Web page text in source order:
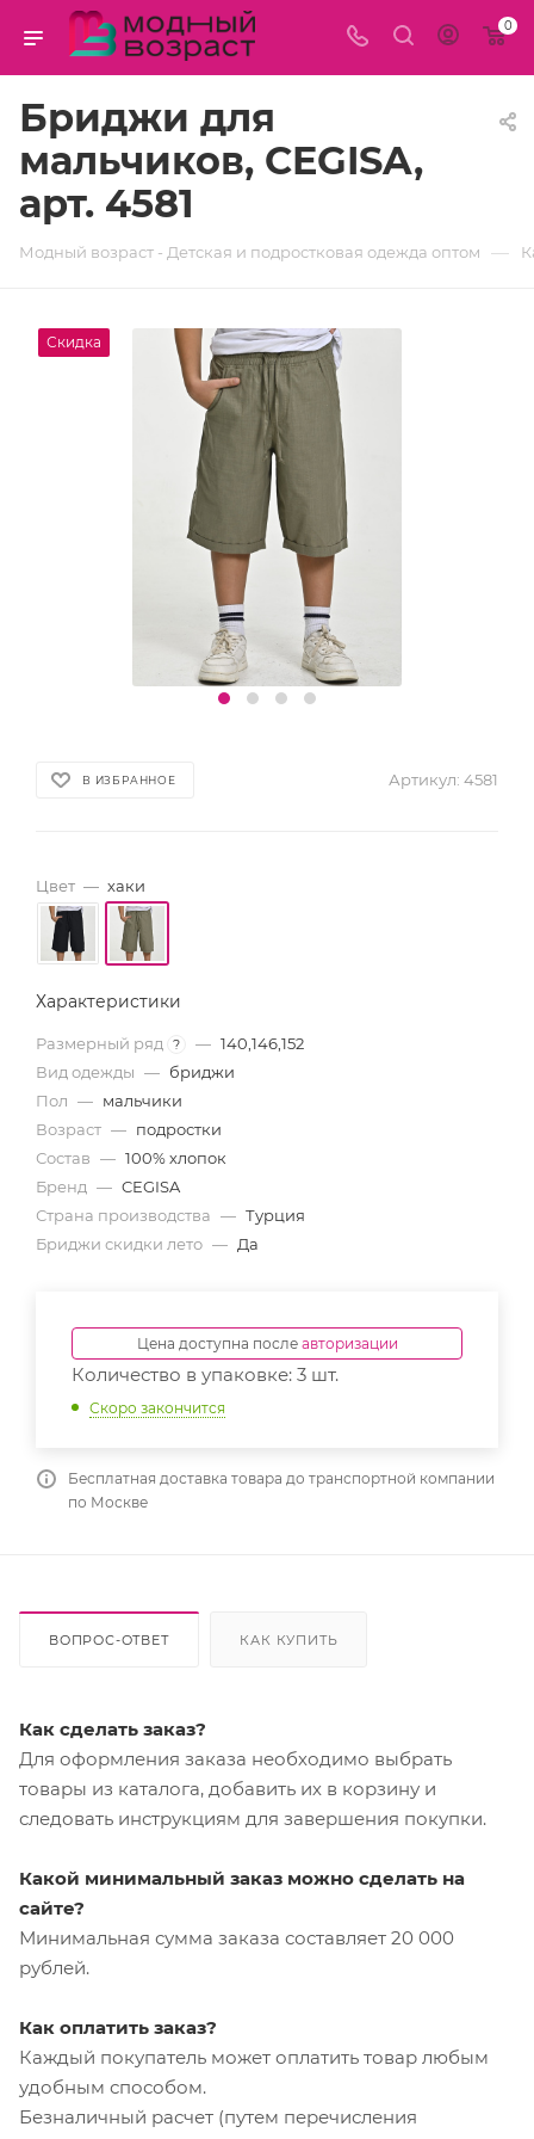
0
Бриджи для
мальчиков, CEGISA,
арт. 4581
Модный возраст - Детская и подростковая одежда оптом —
Скидка
В ИЗБРАННОЕ Артикул: 4581
Цвет — хаки
Характеристики
Размерный ряд ? — 140,146,152
Вид одежды — бриджи
Пол — мальчики
Возраст — подростки
Состав — 100% хлопок
Бренд — CEGISA
Страна производства — Турция
Бриджи скидки лето — Да
Цена доступна после авторизации
Количество в упаковке: 3 шт.
Скоро закончится
Бесплатная доставка товара до транспортной компании
по Москве
ВОПРОС-ОТВЕТ КАК КУПИТЬ
Как сделать заказ?
Для оформления заказа необходимо выбрать
товары из каталога, добавить их в корзину и
следовать инструкциям для завершения покупки.
Какой минимальный заказ можно сделать на
сайте?
Минимальная сумма заказа составляет 20 000
рублей.
Как оплатить заказ?
Каждый покупатель может оплатить товар любым
удобным способом.
Безналичный расчет (путем перечисления